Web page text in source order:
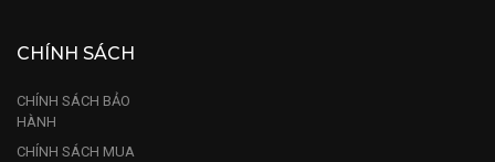
CHÍNH SÁCH
CHÍNH SÁCH BẢO
HÀNH
CHÍNH SÁCH MUA